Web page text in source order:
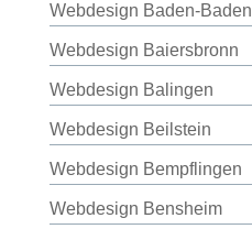
Webdesign Baden-Baden
Webdesign Baiersbronn
Webdesign Balingen
Webdesign Beilstein
Webdesign Bempflingen
Webdesign Bensheim